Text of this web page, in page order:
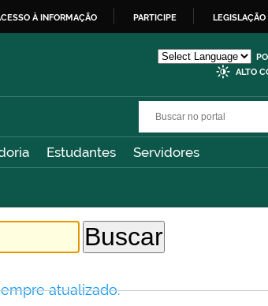
À INFORMAÇÃO PARTICIPE LEGISLAÇÃO
ALTO
Estudantes Servidores
atualizado.